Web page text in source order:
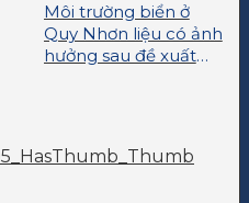
Môi trường biển ở
Quy Nhơn liệu có ảnh
hưởng sau đề xuất